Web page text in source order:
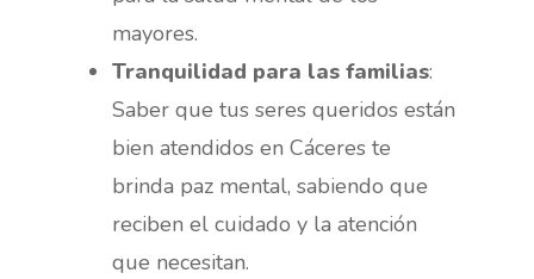
mayores.
Tranquilidad para las familias:
Saber que tus seres queridos están
bien atendidos en Cáceres te
brinda paz mental, sabiendo que
reciben el cuidado y la atención
que necesitan.